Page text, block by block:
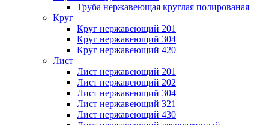
Труба нержавеющая круглая полированая
Круг
Круг нержавеющий 201
Круг нержавеющий 304
Круг нержавеющий 420
Лист
Лист нержавеющий 201
Лист нержавеющий 202
Лист нержавеющий 304
Лист нержавеющий 321
Лист нержавеющий 430